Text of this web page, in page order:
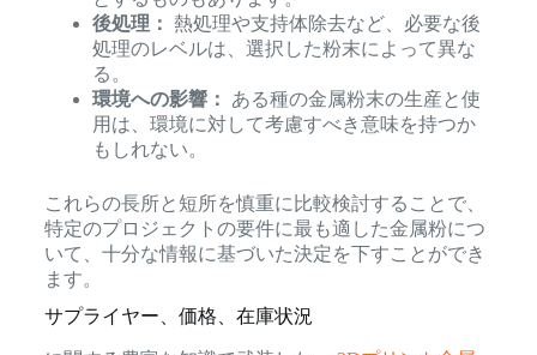
後処理： 熱処理や支持体除去など、必要な後
処理のレベルは、選択した粉末によって異な
る。
環境への影響：
ある種の金属粉末の生産と使
用は、環境に対して考慮すべき意味を持つか
もしれない。
これらの長所と短所を慎重に比較検討することで、
特定のプロジェクトの要件に最も適した金属粉につ
いて、十分な情報に基づいた決定を下すことができ
ます。
サプライヤー、価格、在庫状況